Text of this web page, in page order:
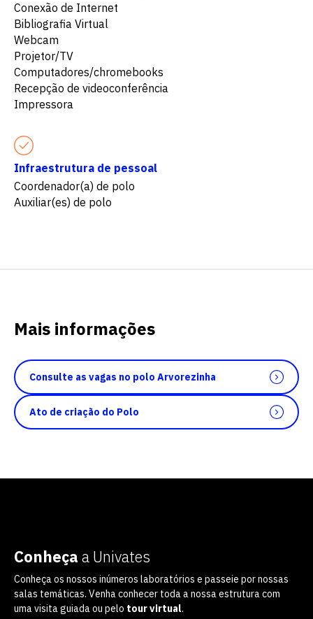
Conexão de Internet
Bibliografia Virtual
Webcam
Projetor/TV
Computadores/chromebooks
Recepção de videoconferência
Impressora
Infraestrutura de pessoal
Coordenador(a) de polo
Auxiliar(es) de polo
Mais informações
Consulte as vagas no polo Arvorezinha
Ato de criação do Polo
Conheça a Univates
Conheça os nossos inúmeros laboratórios e passeie por nossas
salas temáticas. Venha conhecer toda a nossa estrutura com
uma visita guiada ou pelo tour virtual.